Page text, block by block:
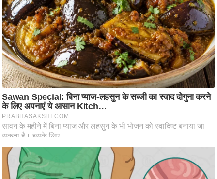
भु
म
हि
मा
/
ध
र्म
स्थ
ल
व्र
त
त्यो